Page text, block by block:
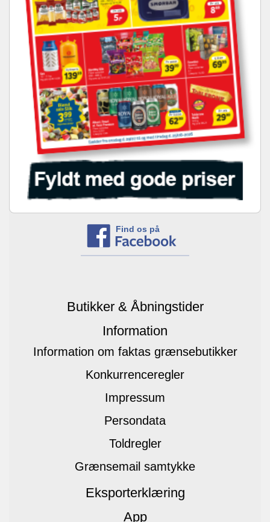
Find os på
Butikker & Åbningstider
Information
Information om faktas grænsebutikker
Konkurrenceregler
Impressum
Persondata
Toldregler
Grænsemail samtykke
Eksporterklæring
App